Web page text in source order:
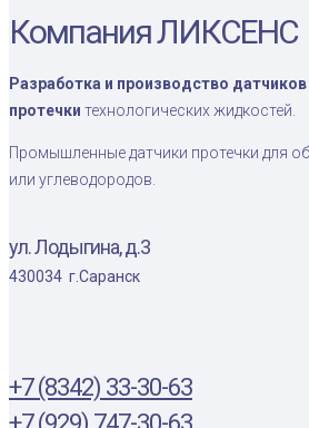
Компания ЛИКСЕНС
Разработка и производство датчиков
протечки технологических жидкостей.
Промышленные датчики протечки для
или углеводородов.
ул. Лодыгина, д.3
430034 г.Саранск
+7 (8342) 33-30-63